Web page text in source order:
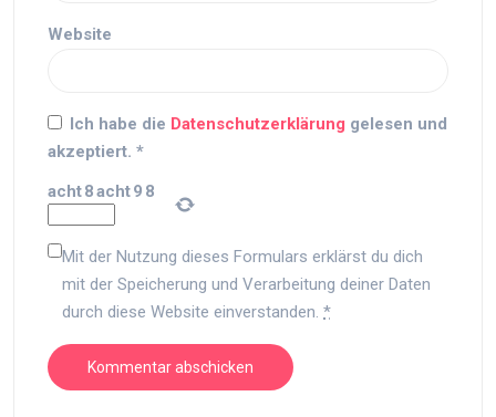
Website
Ich habe die Datenschutzerklärung gelesen und
akzeptiert. *
acht8acht9 8
Mit der Nutzung dieses Formulars erklärst du dich
mit der Speicherung und Verarbeitung deiner Daten
durch diese Website einverstanden. *